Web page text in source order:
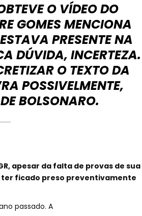
O VÍDEO DO
GOMES MENCIONA
PRESENTE NA
DÚVIDA, INCERTEZA.
O TEXTO DA
POSSIVELMENTE,
BOLSONARO.
apesar da falta de provas de sua
ficado preso preventivamente
passado. A